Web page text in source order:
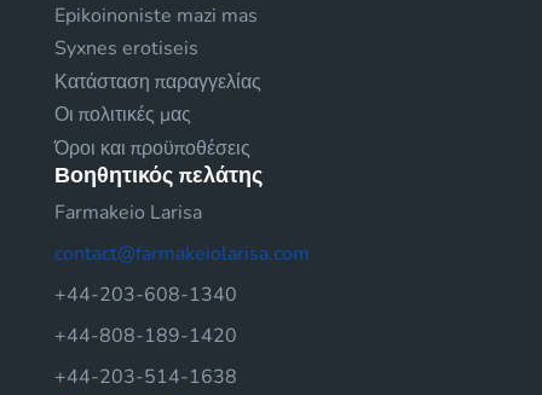
Epikoinoniste mazi mas
Syxnes erotiseis
Κατάσταση παραγγελίας
Οι πολιτικές μας
Όροι και προϋποθέσεις
Βοηθητικός πελάτης
Farmakeio Larisa
contact@farmakeiolarisa.com
+44-203-608-1340
+44-808-189-1420
+44-203-514-1638